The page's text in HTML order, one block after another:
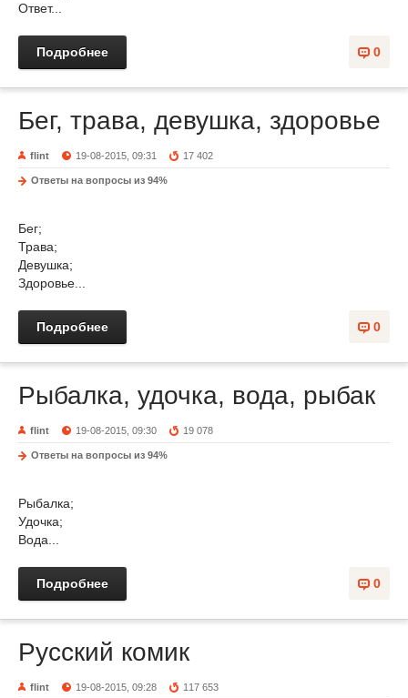
Ответ...
0
Подробнее
Бег, трава, девушка, здоровье
flint 19-08-2015, 09:31 17 402
Ответы на вопросы из 94%
Бег;
Трава;
Девушка;
Здоровье...
0
Подробнее
Рыбалка, удочка, вода, рыбак
flint 19-08-2015, 09:30 19 078
Ответы на вопросы из 94%
Рыбалка;
Удочка;
Вода...
0
Подробнее
Русский комик
flint 19-08-2015, 09:28 117 653